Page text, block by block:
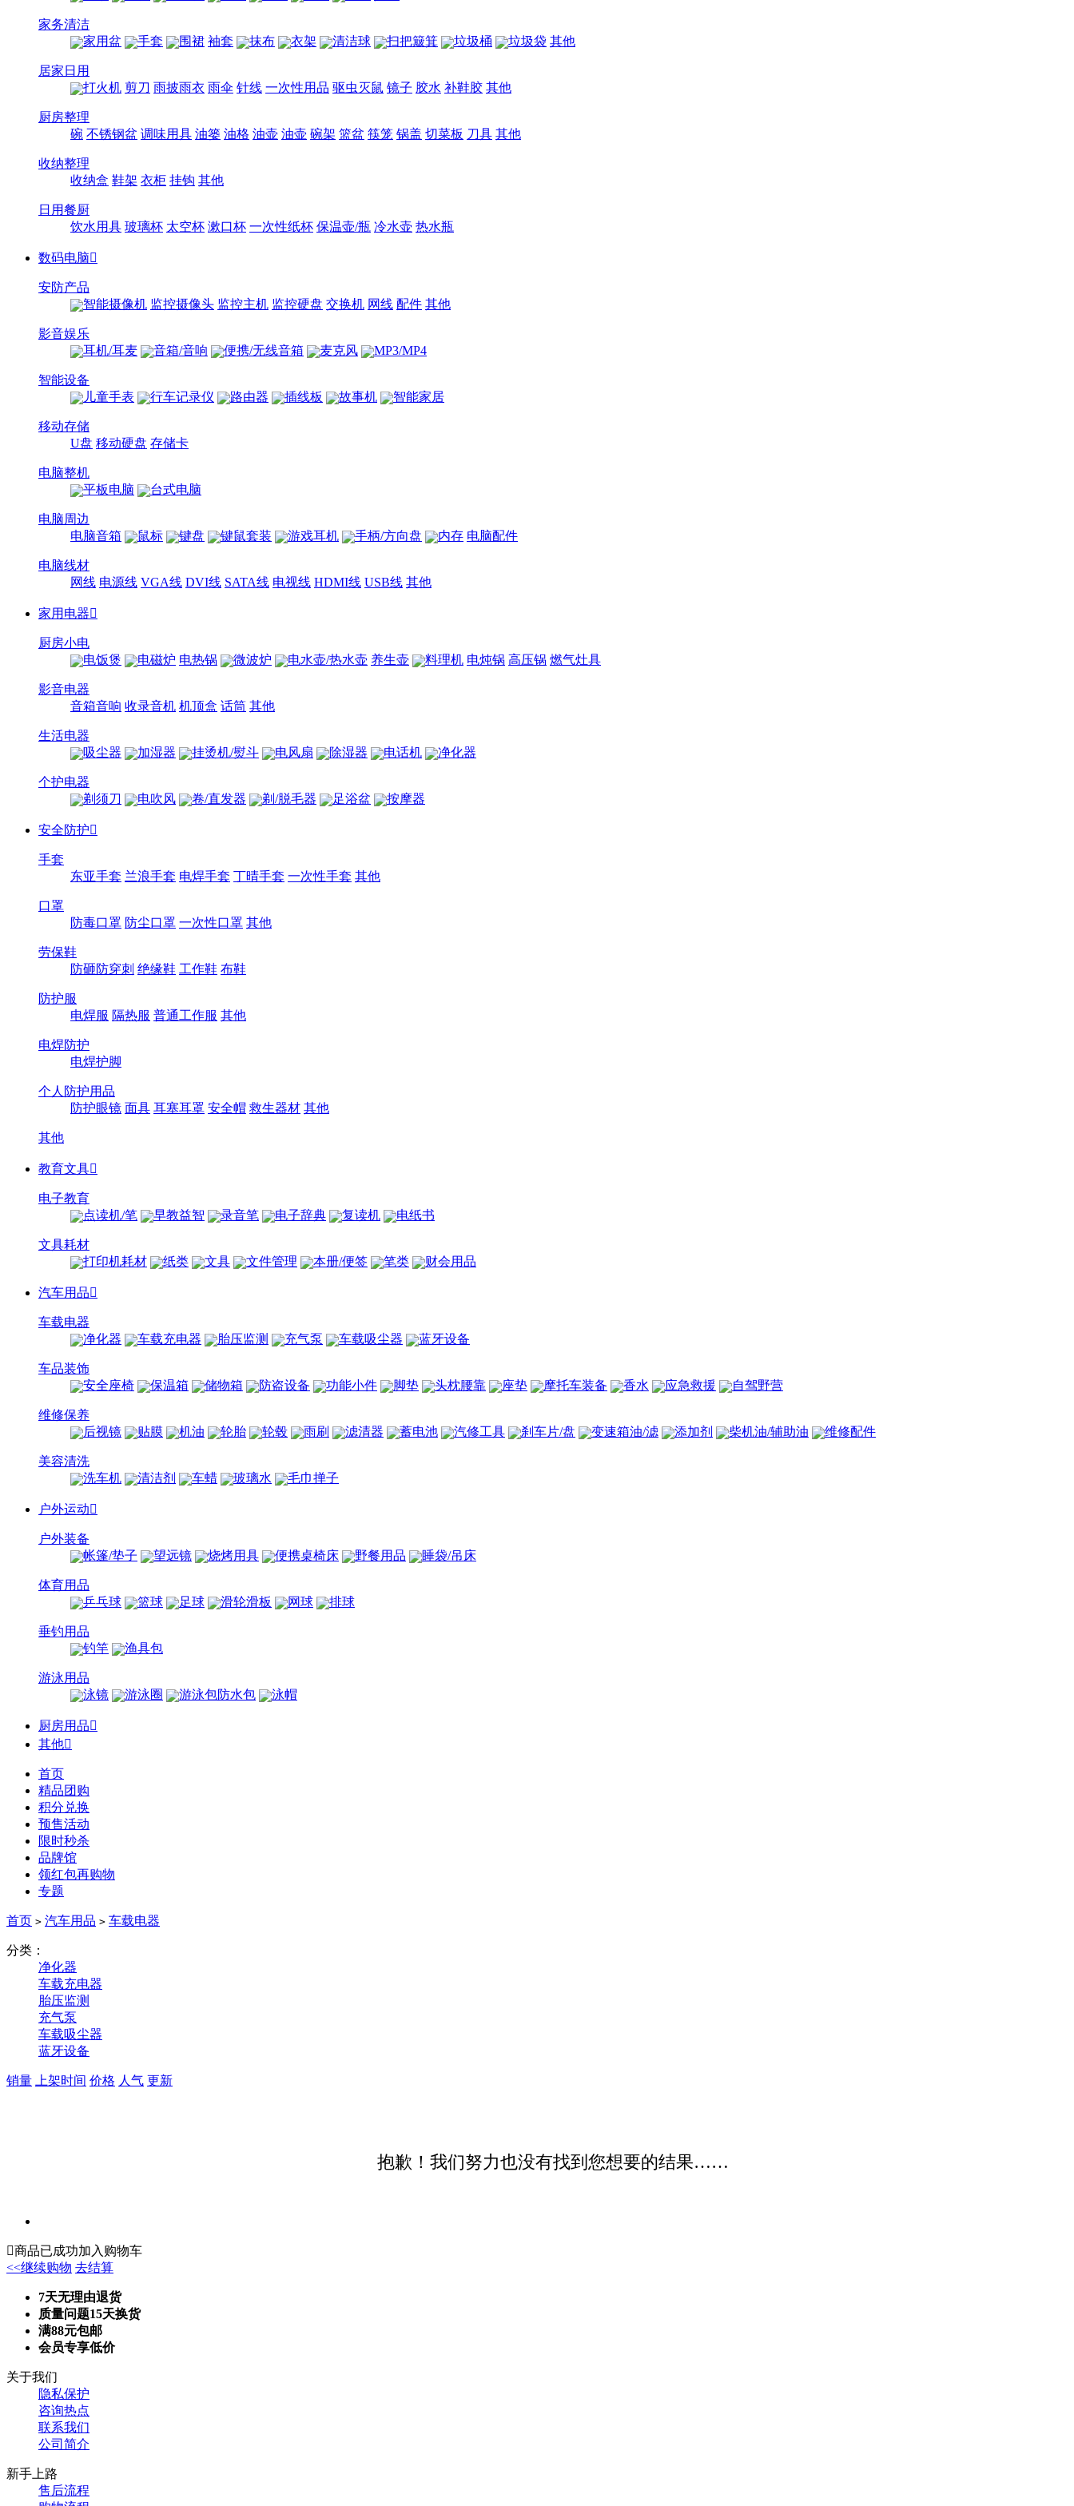
家务清洁
家用盆
手套 围裙 袖套 抹布 衣架 清洁球 扫把簸箕 垃圾桶 垃圾袋 其他
居家日用
打火机 剪刀 雨披雨衣 雨伞 针线 一次性用品 驱虫灭鼠 镜子 胶水 补鞋胶 其他
厨房整理
碗 不锈钢盆 调味用具 油篓 油格 油壶 油壶 碗架 篮盆 筷笼 锅盖 切菜板 刀具 其他
收纳整理
收纳盒 鞋架 衣柜 挂钩 其他
日用餐厨
饮水用具 玻璃杯 太空杯 漱口杯 一次性纸杯 保温壶/瓶 冷水壶 热水瓶
数码电脑
安防产品
智能摄像机 监控摄像头 监控主机 监控硬盘 交换机 网线 配件 其他
影音娱乐
耳机/耳麦
音箱/音响 便携/无线音箱 麦克风 MP3/MP4
智能设备
儿童手表
行车记录仪 路由器 插线板 故事机 智能家居
移动存储
U盘 移动硬盘 存储卡
电脑整机
平板电脑
台式电脑
电脑周边
电脑音箱
鼠标 键盘 键鼠套装 游戏耳机 手柄/方向盘 内存 电脑配件
电脑线材
网线 电源线 VGA线 DVI线 SATA线 电视线 HDMI线 USB线 其他
家用电器
厨房小电
电饭煲
电磁炉 电热锅 微波炉 电水壶/热水壶 养生壶 料理机 电炖锅 高压锅 燃气灶具
影音电器
音箱音响 收录音机 机顶盒 话筒 其他
生活电器
吸尘器
加湿器 挂烫机/熨斗 电风扇 除湿器 电话机 净化器
个护电器
剃须刀
电吹风 卷/直发器 剃/脱毛器 足浴盆 按摩器
安全防护
手套
东亚手套 兰浪手套 电焊手套 丁晴手套 一次性手套 其他
口罩
防毒口罩 防尘口罩 一次性口罩 其他
劳保鞋
防砸防穿刺 绝缘鞋 工作鞋 布鞋
防护服
电焊服 隔热服 普通工作服 其他
电焊防护
电焊护脚
个人防护用品
防护眼镜 面具 耳塞耳罩 安全帽 救生器材 其他
其他
教育文具
电子教育
点读机/笔
早教益智 录音笔 电子辞典 复读机 电纸书
文具耗材
打印机耗材
纸类 文具 文件管理 本册/便签 笔类 财会用品
汽车用品
车载电器
净化器
车载充电器 胎压监测 充气泵 车载吸尘器 蓝牙设备
车品装饰
安全座椅
保温箱 储物箱 防盗设备 功能小件 脚垫 头枕腰靠 座垫 摩托车装备 香水 应急救援 自驾野营
维修保养
后视镜
贴膜 机油 轮胎 轮毂 雨刷 滤清器 蓄电池 汽修工具 刹车片/盘 变速箱油/滤 添加剂 柴机油/辅助油 维修配件
美容清洗
洗车机
清洁剂 车蜡 玻璃水 毛巾掸子
户外运动
户外装备
帐篷/垫子
望远镜 烧烤用具 便携桌椅床 野餐用品 睡袋/吊床
体育用品
乒乓球
篮球 足球 滑轮滑板 网球 排球
垂钓用品
钓竿
渔具包
游泳用品
泳镜
游泳圈 游泳包防水包 泳帽
厨房用品
其他
首页
精品团购
积分兑换
预售活动
限时秒杀
品牌馆
领红包再购物
专题
首页 > 汽车用品 > 车载电器
分类：
净化器
车载充电器
胎压监测
充气泵
车载吸尘器
蓝牙设备
销量 上架时间 价格 人气 更新
抱歉！我们努力也没有找到您想要的结果……
商品已成功加入购物车
<<继续购物 去结算
7天无理由退货
质量问题15天换货
满88元包邮
会员专享低价
关于我们
隐私保护
咨询热点
联系我们
公司简介
新手上路
售后流程